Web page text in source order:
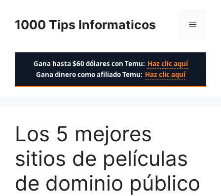
contenido
1000 Tips Informaticos Menú
Gana hasta $60 dólares con Temu: Haz clic aquí
Gana dinero como afiliado Temu: Haz clic aquí
Los 5 mejores
sitios de películas
de dominio público